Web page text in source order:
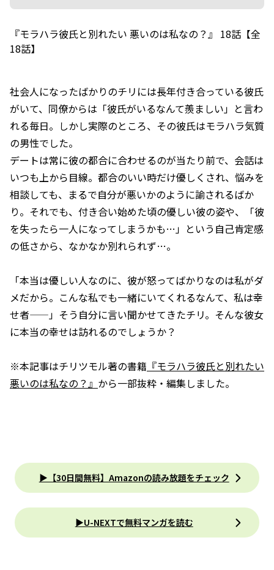
『モラハラ彼氏と別れたい 悪いのは私なの？』 18話【全
18話】
社会人になったばかりのチリには長年付き合っている彼氏
がいて、同僚からは「彼氏がいるなんて羨ましい」と言わ
れる毎日。しかし実際のところ、その彼氏はモラハラ気質
の男性でした。
デートは常に彼の都合に合わせるのが当たり前で、会話は
いつも上から目線。都合のいい時だけ優しくされ、悩みを
相談しても、まるで自分が悪いかのように諭されるばか
り。それでも、付き合い始めた頃の優しい彼の姿や、「彼
を失ったら一人になってしまうかも…」という自己肯定感
の低さから、なかなか別れられず…。
「本当は優しい人なのに、彼が怒ってばかりなのは私がダ
メだから。こんな私でも一緒にいてくれるなんて、私は幸
せ者——」そう自分に言い聞かせてきたチリ。そんな彼女
に本当の幸せは訪れるのでしょうか？
※本記事はチリツモル著の書籍 『モラハラ彼氏と別れたい
悪いのは私なの？』 から一部抜粋・編集しました。
▶【30日間無料】Amazonの読み放題をチェック
▶U-NEXTで無料マンガを読む